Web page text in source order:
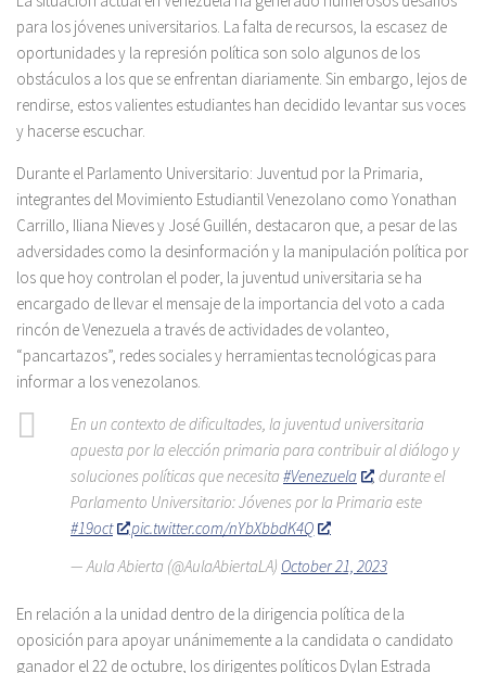
para los jóvenes universitarios. La falta de recursos, la escasez de
oportunidades y la represión política son solo algunos de los
obstáculos a los que se enfrentan diariamente. Sin embargo, lejos de
rendirse, estos valientes estudiantes han decidido levantar sus voces
y hacerse escuchar.
Durante el Parlamento Universitario: Juventud por la Primaria,
integrantes del Movimiento Estudiantil Venezolano como Yonathan
Carrillo, Iliana Nieves y José Guillén, destacaron que, a pesar de las
adversidades como la desinformación y la manipulación política por
los que hoy controlan el poder, la juventud universitaria se ha
encargado de llevar el mensaje de la importancia del voto a cada
rincón de Venezuela a través de actividades de volanteo,
“pancartazos”, redes sociales y herramientas tecnológicas para
informar a los venezolanos.
En un contexto de dificultades, la juventud universitaria
apuesta por la elección primaria para contribuir al diálogo y
soluciones políticas que necesita#Venezuela
, durante el
Parlamento Universitario: Jóvenes por la Primaria este
#19oct
pic.twitter.com/nYbXbbdK4Q
— Aula Abierta (@AulaAbiertaLA) October 21, 2023
En relación a la unidad dentro de la dirigencia política de la
oposición para apoyar unánimemente a la candidata o candidato
ganador el 22 de octubre, los dirigentes políticos Dylan Estrada